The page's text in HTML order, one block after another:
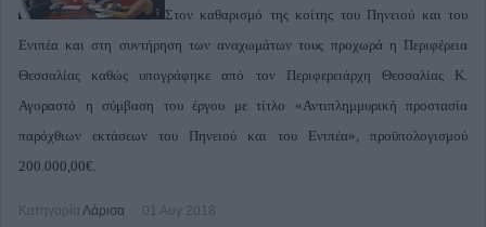
Στον καθαρισμό της κοίτης του Πηνειού και του
Ενιπέα και στη συντήρηση των αναχωμάτων τους προχωρά η Περιφέρεια
Θεσσαλίας καθώς υπογράφηκε από τον Περιφερειάρχη Θεσσαλίας Κ.
Αγοραστό η σύμβαση του έργου με τίτλο «Αντιπλημμυρική προστασία
παρόχθιων εκτάσεων του Πηνειού και του Ενιπέα», προϋπολογισμού
200.000,00€.
Κατηγορία Λάρισα 01 Αυγ 2018